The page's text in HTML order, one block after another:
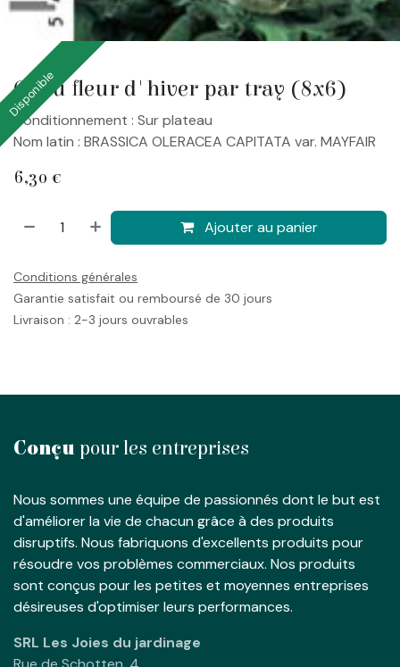
Chou fleur d'hiver par tray (8x6)
Disponible
Conditionnement : Sur plateau
Nom latin : BRASSICA OLERACEA CAPITATA var. MAYFAIR
6,30 €
Ajouter au panier
Conditions générales
Garantie satisfait ou remboursé de 30 jours
Livraison : 2-3 jours ouvrables
Conçu pour les entreprises
Nous sommes une équipe de passionnés dont le but est
d'améliorer la vie de chacun grâce à des produits
disruptifs. Nous fabriquons d'excellents produits pour
résoudre vos problèmes commerciaux. Nos produits
sont conçus pour les petites et moyennes entreprises
désireuses d'optimiser leurs performances.
SRL Les Joies du jardinage